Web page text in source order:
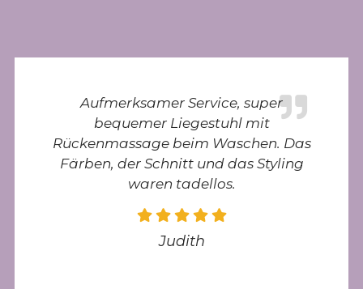
Aufmerksamer Service, super
bequemer Liegestuhl mit
Rückenmassage beim Waschen. Das
Färben, der Schnitt und das Styling
waren tadellos.
Judith